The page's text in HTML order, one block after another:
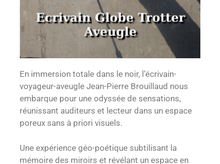
En immersion totale dans le noir, l’écrivain-
voyageur-aveugle Jean-Pierre Brouillaud nous
embarque pour une odyssée de sensations,
réunissant auditeurs et lecteur dans un espace
poreux sans à priori visuels.
Une expérience géo-poétique subtilisant la
mémoire des miroirs et révélant un espace en